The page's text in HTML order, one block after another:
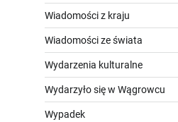
Wiadomości z kraju
Wiadomości ze świata
Wydarzenia kulturalne
Wydarzyło się w Wągrowcu
Wypadek